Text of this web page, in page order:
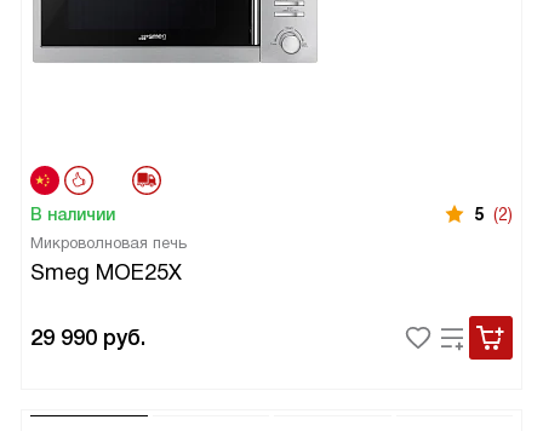
В наличии 5 (2)
Микроволновая печь
Smeg MOE25X
29 990 руб.